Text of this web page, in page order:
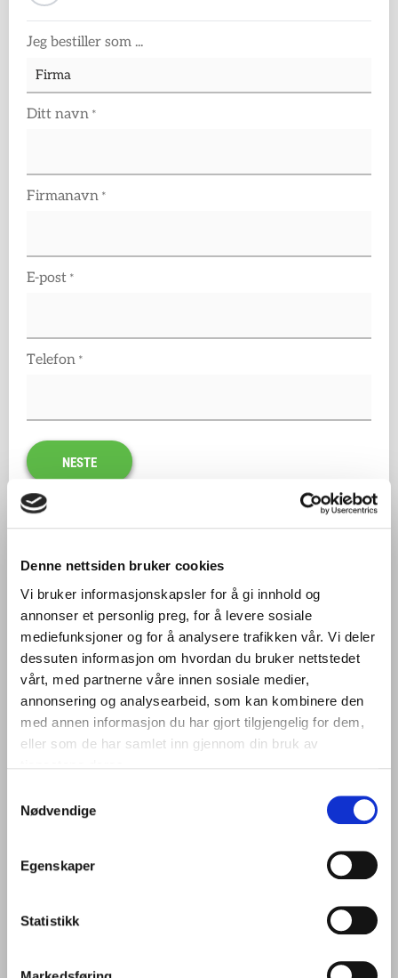
Denne nettsiden bruker cookies
Vi bruker informasjonskapsler for å gi innhold og
annonser et personlig preg, for å levere sosiale
mediefunksjoner og for å analysere trafikken vår. Vi deler
dessuten informasjon om hvordan du bruker nettstedet
vårt, med partnerne våre innen sosiale medier,
annonsering og analysearbeid, som kan kombinere den
med annen informasjon du har gjort tilgjengelig for dem,
eller som de har samlet inn gjennom din bruk av
Nødvendige
Egenskaper
Statistikk
Jeg bestiller som ...
Ditt navn *
Firmanavn *
E-post *
Telefon *
post
32 25 09 00
post@hokksundbetong.no
SE KONTAKTPERSONER
TIPS